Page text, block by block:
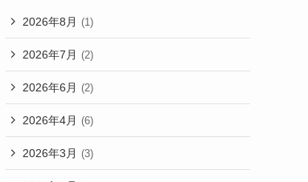
2026年8月 (1)
2026年7月 (2)
2026年6月 (2)
2026年4月 (6)
2026年3月 (3)